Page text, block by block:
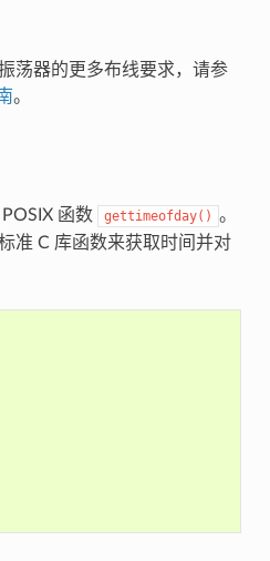
荡器的更多布线要求，请参
。
函数 gettimeofday() 。
准 C 库函数来获取时间并对